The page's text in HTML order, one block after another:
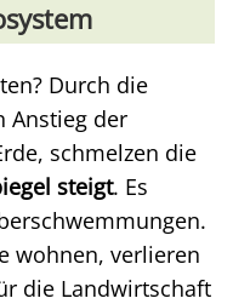
Durch die
Anstieg der
schmelzen die
steigt. Es
wohnen, verlieren
die Landwirtschaft